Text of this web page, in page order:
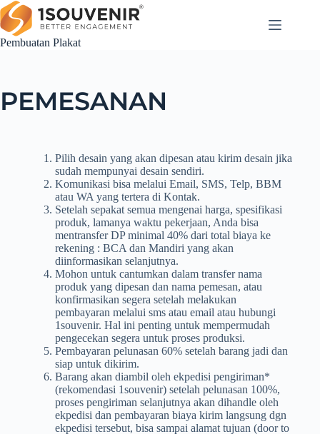
Pembuatan Plakat
PEMESANAN
Pilih desain yang akan dipesan atau kirim desain jika
sudah mempunyai desain sendiri.
Komunikasi bisa melalui Email, SMS, Telp, BBM
atau WA yang tertera di Kontak.
Setelah sepakat semua mengenai harga, spesifikasi
produk, lamanya waktu pekerjaan, Anda bisa
mentransfer DP minimal 40% dari total biaya ke
rekening : BCA dan Mandiri yang akan
diinformasikan selanjutnya.
Mohon untuk cantumkan dalam transfer nama
produk yang dipesan dan nama pemesan, atau
konfirmasikan segera setelah melakukan
pembayaran melalui sms atau email atau hubungi
1souvenir. Hal ini penting untuk mempermudah
pengecekan segera untuk proses produksi.
Pembayaran pelunasan 60% setelah barang jadi dan
siap untuk dikirim.
Barang akan diambil oleh ekpedisi pengiriman*
(rekomendasi 1souvenir) setelah pelunasan 100%,
proses pengiriman selanjutnya akan dihandle oleh
ekpedisi dan pembayaran biaya kirim langsung dgn
ekpedisi tersebut, bisa sampai alamat tujuan (door to